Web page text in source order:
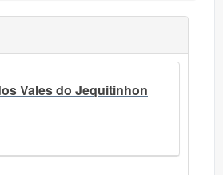
Vales do Jequitinhon